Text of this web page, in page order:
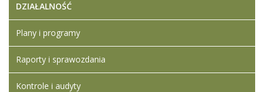
DZIAŁALNOŚĆ
Plany i programy
Raporty i sprawozdania
Kontrole i audyty